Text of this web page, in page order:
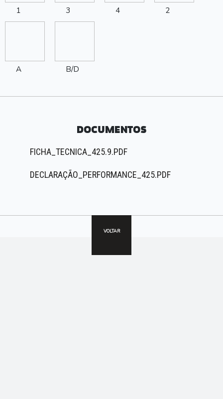
1 3 4 2
A B/D
DOCUMENTOS
FICHA_TECNICA_425.9.PDF
DECLARAÇÃO_PERFORMANCE_425.PDF
VOLTAR